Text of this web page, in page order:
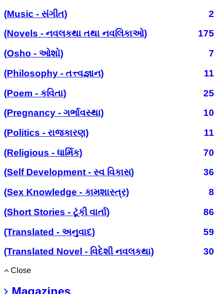
(Music - સંગીત)
2
(Novels - નવલકથા તથા નવલિકાઓ)
175
(Osho - ઓશો)
7
(Philosophy - તત્ત્વજ્ઞાન)
11
(Poem - કવિતા)
25
(Pregnancy - ગર્ભાવસ્થા)
10
(Politics - રાજકારણ)
11
(Religious - ધાર્મિક)
70
(Self Development - સ્વ વિકાસ)
36
(Sex Knowledge - કામશાસ્ત્ર)
8
(Short Stories - ટૂંકી વાર્તા)
86
(Translated - અનુવાદ)
59
(Translated Novel - વિદેશી નવલકથા)
30
Close
Magazines